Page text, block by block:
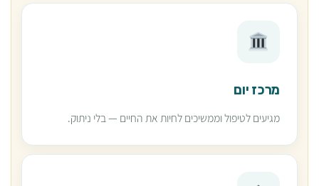
מרכז יום
מגיעים לטיפול וממשיכים לחיות את החיים — בלי ניתוק.